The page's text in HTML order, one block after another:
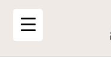
FRUCOSOL
Línea
Rioja